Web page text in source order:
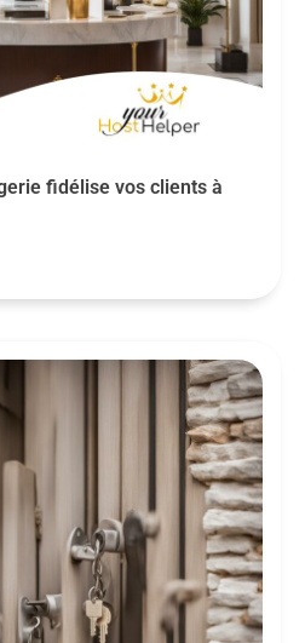
fidélise vos clients à